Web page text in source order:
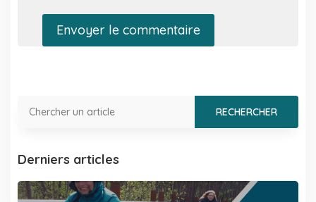
Envoyer le commentaire
Derniers articles